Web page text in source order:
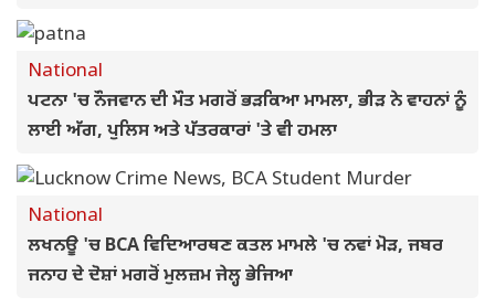
National
ਪਟਨਾ 'ਚ ਨੌਜਵਾਨ ਦੀ ਮੌਤ ਮਗਰੋਂ ਭੜਕਿਆ ਮਾਮਲਾ, ਭੀੜ ਨੇ ਵਾਹਨਾਂ ਨੂੰ
ਲਾਈ ਅੱਗ, ਪੁਲਿਸ ਅਤੇ ਪੱਤਰਕਾਰਾਂ 'ਤੇ ਵੀ ਹਮਲਾ
National
ਲਖਨਊ 'ਚ BCA ਵਿਦਿਆਰਥਣ ਕਤਲ ਮਾਮਲੇ 'ਚ ਨਵਾਂ ਮੋੜ, ਜਬਰ
ਜਨਾਹ ਦੇ ਦੋਸ਼ਾਂ ਮਗਰੋਂ ਮੁਲਜ਼ਮ ਜੇਲ੍ਹ ਭੇਜਿਆ